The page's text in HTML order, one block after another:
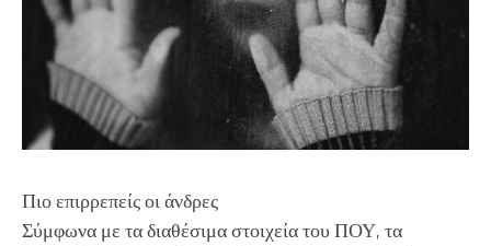
Πιο επιρρεπείς οι άνδρες
Σύμφωνα με τα διαθέσιμα στοιχεία του ΠΟΥ, τα